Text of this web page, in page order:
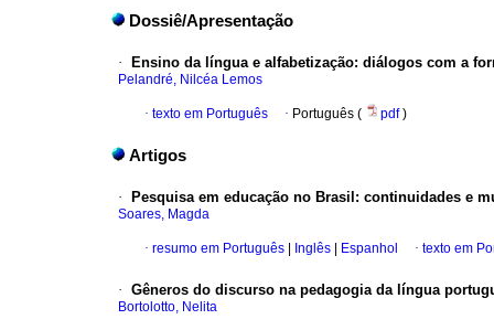
Dossiê/Apresentação
· Ensino da língua e alfabetização: diálogos com a
Pelandré, Nilcéa Lemos
· texto em Português · Português ( pdf)
Artigos
· Pesquisa em educação no Brasil: continuidades e
Soares, Magda
· resumo em Português Inglês Espanhol · texto em
· Gêneros do discurso na pedagogia da língua
Bortolotto, Nelita